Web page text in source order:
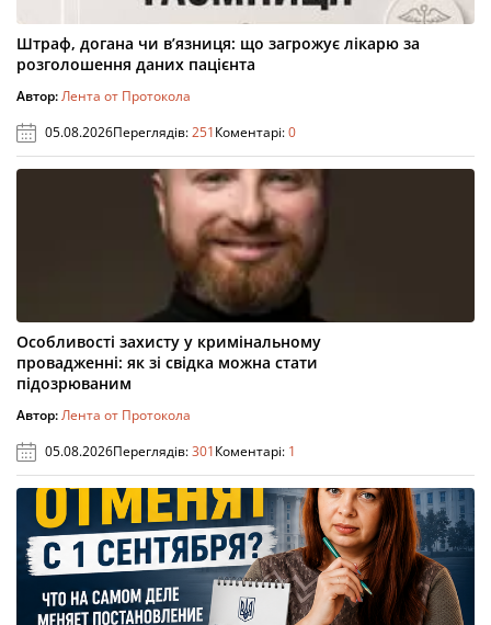
Штраф, догана чи в’язниця: що загрожує лікарю за
розголошення даних пацієнта
Автор:Лента от Протокола
05.08.2026Переглядів:251Коментарі:0
Особливості захисту у кримінальному
провадженні: як зі свідка можна стати
підозрюваним
Автор:Лента от Протокола
05.08.2026Переглядів:301Коментарі: 1